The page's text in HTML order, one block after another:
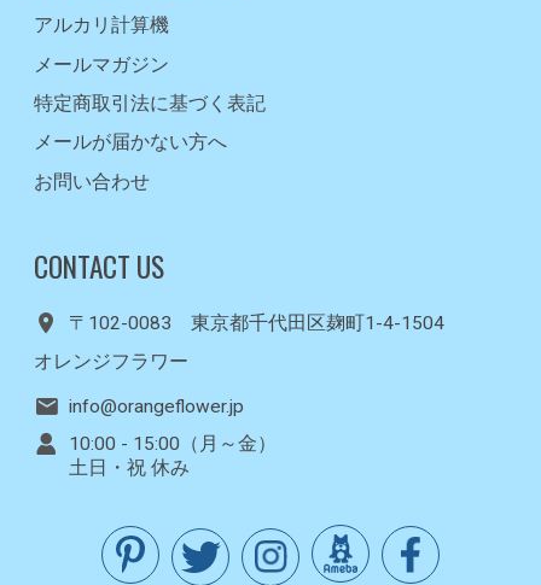
アルカリ計算機
メールマガジン
特定商取引法に基づく表記
メールが届かない方へ
お問い合わせ
CONTACT US
〒102-0083 東京都千代田区麹町1-4-1504
オレンジフラワー
info@orangeflower.jp
10:00 - 15:00（月～金）
土日・祝 休み